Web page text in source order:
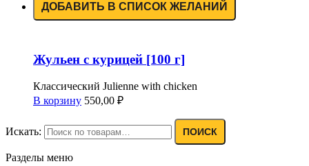
ДОБАВИТЬ В СПИСОК ЖЕЛАНИЙ
Жульен с курицей [100 г]
Классический Julienne with chicken
В корзину 550,00 ₽
Искать: ПОИСК
Разделы меню